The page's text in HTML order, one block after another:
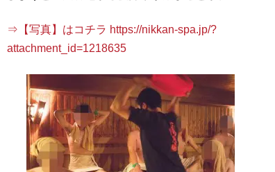
⇒【写真】はコチラ https://nikkan-spa.jp/?
attachment_id=1218635